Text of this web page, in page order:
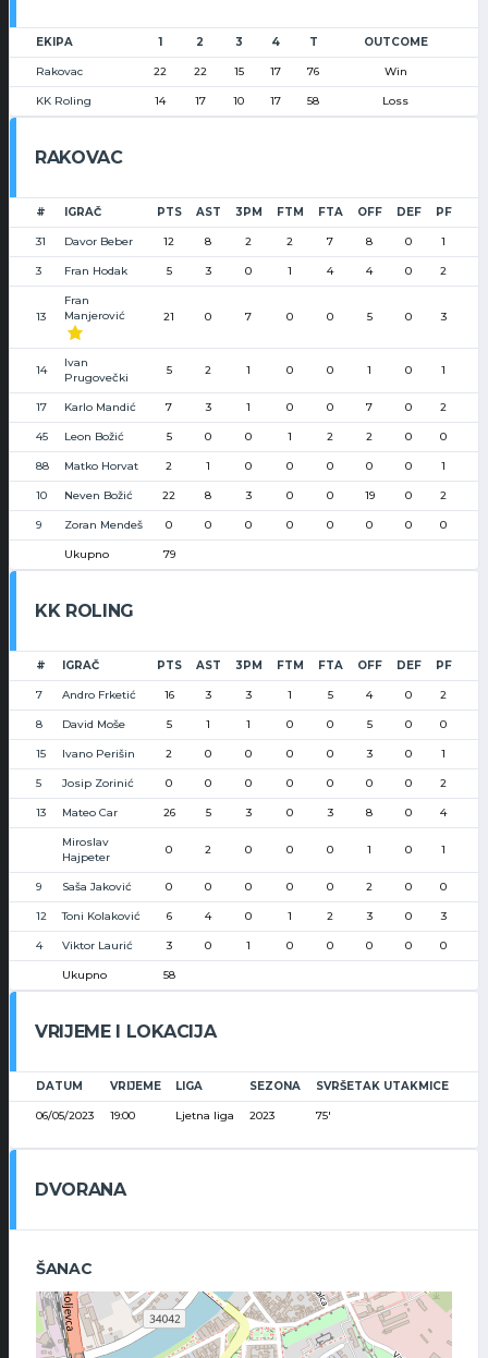
EKIPA 1 2 3 4 T OUTCOME
Rakovac 22 22 15 17 76 Win
KK Roling 14 17 10 17 58 Loss
RAKOVAC
# IGRAČ PTS AST 3PM FTM FTA OFF DEF PF
31 Davor Beber 12 8 2 2 7 8 0 1
3 Fran Hodak 5 3 0 1 4 4 0 2
13
Fran
Manjerović
21 0 7 0 0 5 0 3
14
Ivan
Prugovečki
5 2 1 0 0 1 0 1
17 Karlo Mandić 7 3 1 0 0 7 0 2
45 Leon Božić 5 0 0 1 2 2 0 0
88 Matko Horvat 2 1 0 0 0 0 0 1
10 Neven Božić 22 8 3 0 0 19 0 2
9 Zoran Mendeš 0 0 0 0 0 0 0 0
Ukupno 79
KK ROLING
# IGRAČ PTS AST 3PM FTM FTA OFF DEF PF
7 Andro Frketić 16 3 3 1 5 4 0 2
8 David Moše 5 1 1 0 0 5 0 0
15 Ivano Perišin 2 0 0 0 0 3 0 1
5 Josip Zorinić 0 0 0 0 0 0 0 2
13 Mateo Car 26 5 3 0 3 8 0 4
Miroslav
Hajpeter
0 2 0 0 0 1 0 1
9 Saša Jaković 0 0 0 0 0 2 0 0
12 Toni Kolaković 6 4 0 1 2 3 0 3
4 Viktor Laurić 3 0 1 0 0 0 0 0
Ukupno 58
VRIJEME I LOKACIJA
DATUM VRIJEME LIGA SEZONA SVRŠETAK UTAKMICE
06/05/2023 19:00 Ljetna liga 2023 75'
DVORANA
ŠANAC